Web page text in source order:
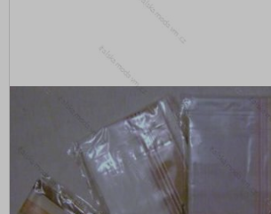
Dámské
Čepice-kšiltovky-klobouky
Kabelky
Šály - nákrčníky
Batohy